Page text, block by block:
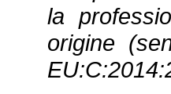
la
origine